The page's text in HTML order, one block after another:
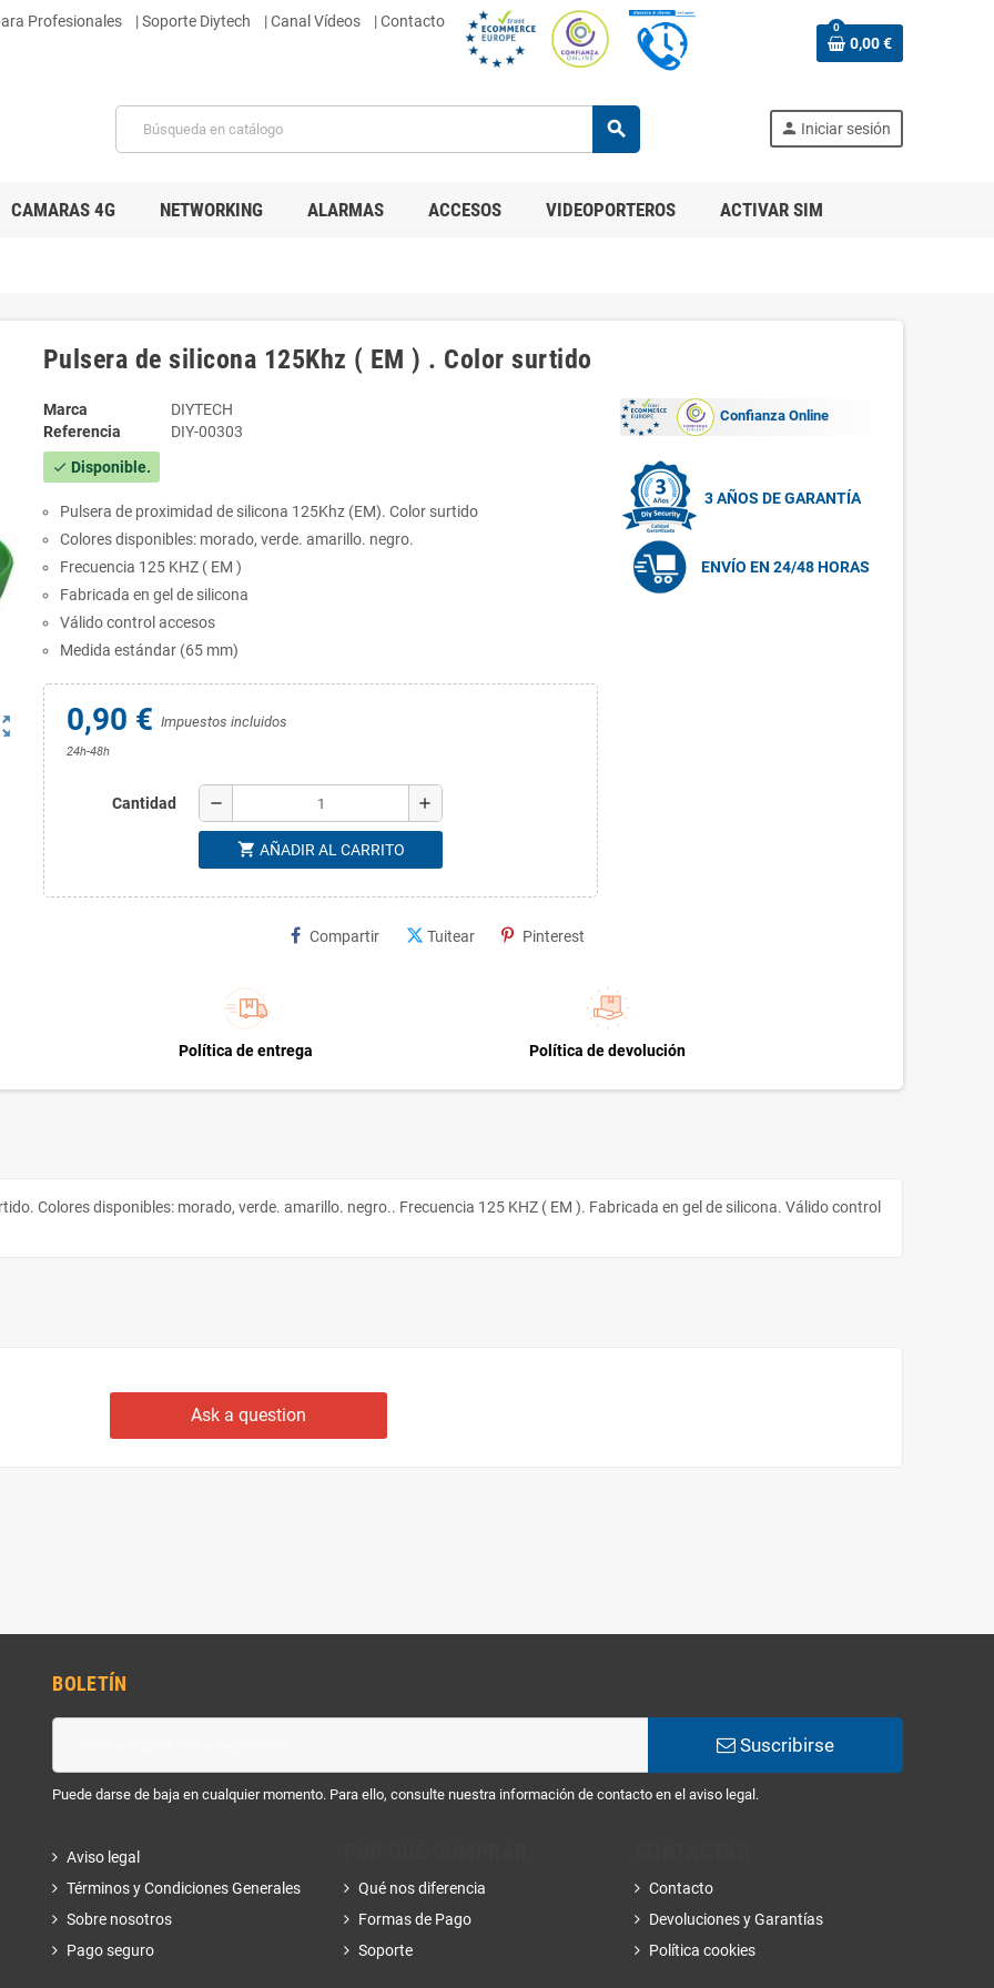
Profesionales | Soporte Diytech | Canal Vídeos | Contacto 0
0,00 €
search person Iniciar sesión
CAMARAS 4G NETWORKING ALARMAS ACCESOS VIDEOPORTEROS ACTIVAR SIM
Pulsera de silicona 125Khz ( EM ) . Color surtido
Marca
DIYTECH
Referencia
DIY-00303
check Disponible.
Pulsera de proximidad de silicona 125Khz (EM). Color surtido
Colores disponibles: morado, verde. amarillo. negro.
Frecuencia 125 KHZ ( EM )
Fabricada en gel de silicona
Válido control accesos
Medida estándar (65 mm)
0,90 € Impuestos incluidos
24h-48h
Cantidad remove add
shopping_cart AÑADIR AL CARRITO
Compartir Tuitear Pinterest
Confianza Online
3 AÑOS DE GARANTÍA
ENVÍO EN 24/48 HORAS
Política de entrega Política de devolución
Colores disponibles: morado, verde. amarillo. negro.. Frecuencia 125 KHZ ( EM ). Fabricada en gel de silicona. Válido control
Ask a question
BOLETÍN
Suscribirse
Puede darse de baja en cualquier momento. Para ello, consulte nuestra información de contacto en el aviso legal.
Aviso legal
Términos y Condiciones Generales
Sobre nosotros
Pago seguro
Qué nos diferencia
Formas de Pago
Soporte
Contacto
Devoluciones y Garantías
Política cookies